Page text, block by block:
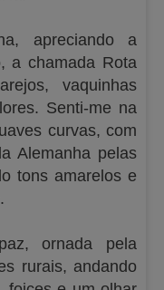
apreciando a
a chamada Rota
vaquinhas
Senti-me na
curvas, com
Alemanha pelas
tons amarelos e
ornada pela
rurais, andando